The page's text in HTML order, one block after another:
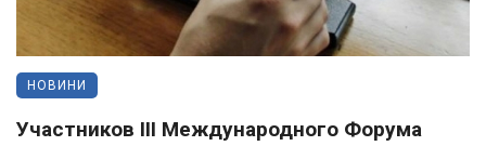
НОВИНИ
Участников III Международного Форума